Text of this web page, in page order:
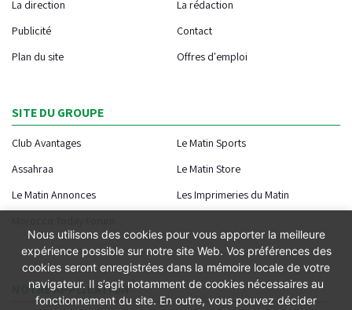
La direction
La rédaction
Publicité
Contact
Plan du site
Offres d'emploi
SITE DU GROUPE
Club Avantages
Le Matin Sports
Assahraa
Le Matin Store
Le Matin Annonces
Les Imprimeries du Matin
NOTRE APPLICATION
Nous utilisons des cookies pour vous apporter la meilleure
expérience possible sur notre site Web. Vos préférences des
cookies seront enregistrées dans la mémoire locale de votre
navigateur. Il s’agit notamment de cookies nécessaires au
fonctionnement du site. En outre, vous pouvez décider